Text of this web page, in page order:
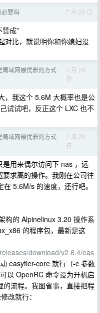
要吗 7 月 29 日
成”
对比，就说明你和你媳妇没
局域网最优雅的方式
7 月 28
日
，我这个 5.6M 大概率也是公
试试吧，反正这个 LXC 也不
局域网最优雅的方式
7 月 28
日
用来偶尔访问下 nas ，远
求高的操作。我刚在公司往
5.6M/s 的速度，还行吧。
构的 Alpinelinux 3.20 操作系
的程序包，最新是这
download/v2.6.4/eas
easytier-core 就行（-c 参数
以 OpenRC 命令设为开机启
流程。我图省事，直接把程
改就行：